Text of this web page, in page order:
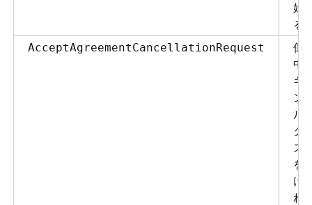
始
る
AcceptAgreementCancellationRequest
保
中
キ
ン
ル
ク
ス
を
け
れ